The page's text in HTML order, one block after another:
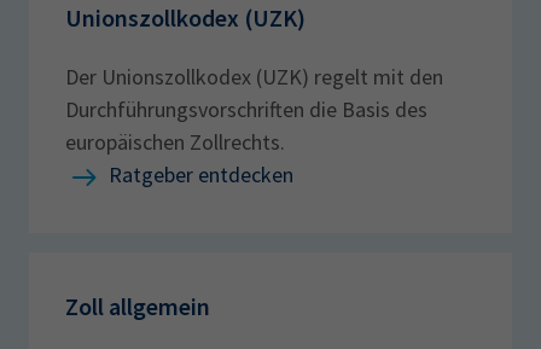
Unionszollkodex (UZK)
Der Unionszollkodex (UZK) regelt mit den
Durchführungsvorschriften die Basis des
europäischen Zollrechts.
Ratgeber entdecken
Zoll allgemein